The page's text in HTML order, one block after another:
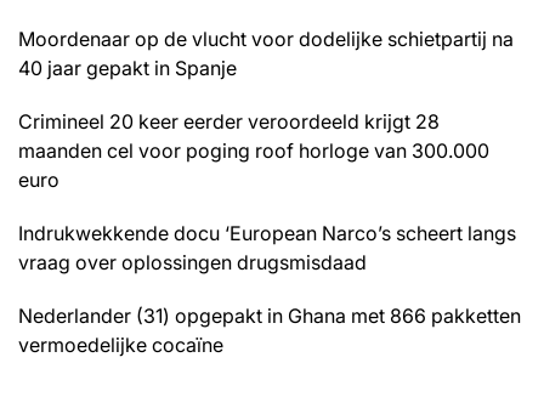
Moordenaar op de vlucht voor dodelijke schietpartij na
40 jaar gepakt in Spanje
Crimineel 20 keer eerder veroordeeld krijgt 28
maanden cel voor poging roof horloge van 300.000
euro
Indrukwekkende docu ‘European Narco’s scheert langs
vraag over oplossingen drugsmisdaad
Nederlander (31) opgepakt in Ghana met 866 pakketten
vermoedelijke cocaïne